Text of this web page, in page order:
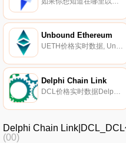
Unbound Ethereum
UETH价格实时数据, Unbound Finance是第一个无债务流动性提供系统。Unbound通过在Uniswap、Balancer、Mooniswap、Bancor、Curve.fi等自动化做市商（AMM）之上构建衍生层来实现这一点,从现有AMM池解锁锁定的流动性,并在现有流动性池代币（.
Delphi Chain Link
DCL价格实时数据Delphi Chain LinkDeFi生态系统资产DCL通过安卓/IOS应用程序和Web界面充当Tron、以太坊和其他数字资产与现实世界资产之间的桥梁,同时允许持有者完全在链上交易中赚取利息.
Delphi Chain
(00)